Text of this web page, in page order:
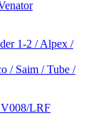
1-2 / Alpex /
/ Saim / Tube /
LRF